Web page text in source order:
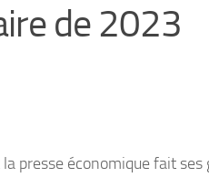
de 2023
presse économique fait